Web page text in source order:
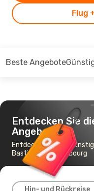
Flug
Beste Angebote
Entdecken Sie
Angebote
Entdecken Sie die
Bastia nach Strasbourg
Hin- und Rückreise